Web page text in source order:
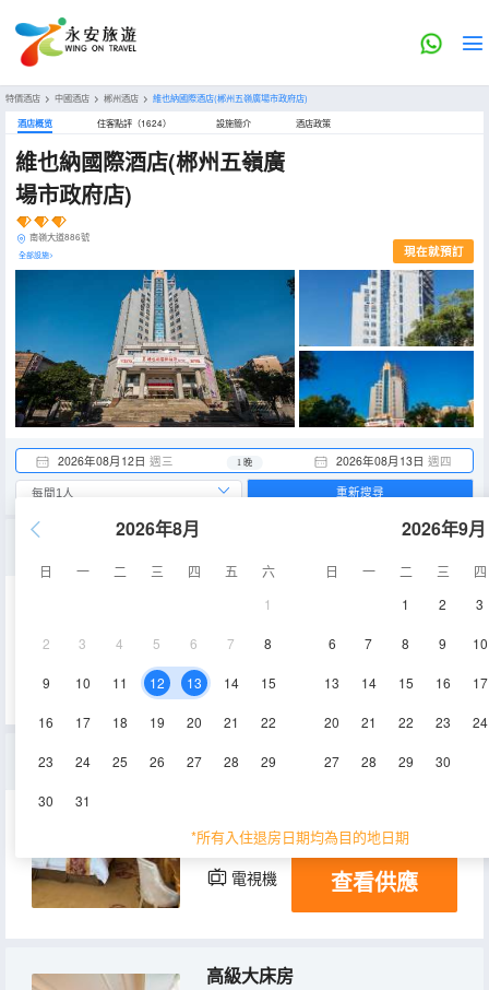
特價酒店 > 中國酒店 > 郴州酒店 > 維也納國際酒店(郴州五嶺廣場市政府店)
酒店概览 住客點評（1624） 設施簡介 酒店政策
維也納國際酒店(郴州五嶺廣
場市政府店)
南嶺大道886號
全部設施> 現在就預訂
2026年08月12日 週三 2026年08月13日 週四
1 晚
2026年8月
日 一 二 三 四 五
六
1
2 3 4 5 6 7 8
9 10 11 12 13 14 15
16 17 18 19 20 21 22
23 24 25 26 27 28 29
30 31
2026年9月
日 一 二 三
四
1
2 3
6 7 8 9 10
13 14 15 16 17
20 21 22 23 24
27 28 29 30
*所有入住退房日期均為目的地日期
重新搜尋
空調
豪華景觀大床房
36㎡ 9層 空調
電視機 查看供應
高級大床房